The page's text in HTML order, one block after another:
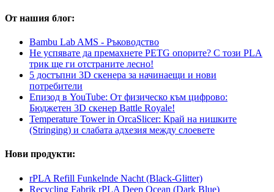
От нашия блог:
Bambu Lab AMS - Ръководство
Не успявате да премахнете PETG опорите? С този PLA
трик ще ги отстраните лесно!
5 достъпни 3D скенера за начинаещи и нови
потребители
Епизод в YouTube: От физическо към цифрово:
Бюджетен 3D скенер Battle Royale!
Temperature Tower in OrcaSlicer: Край на нишките
(Stringing) и слабата адхезия между слоевете
Нови продукти:
rPLA Refill Funkelnde Nacht (Black-Glitter)
Recycling Fabrik rPLA Deep Ocean (Dark Blue)